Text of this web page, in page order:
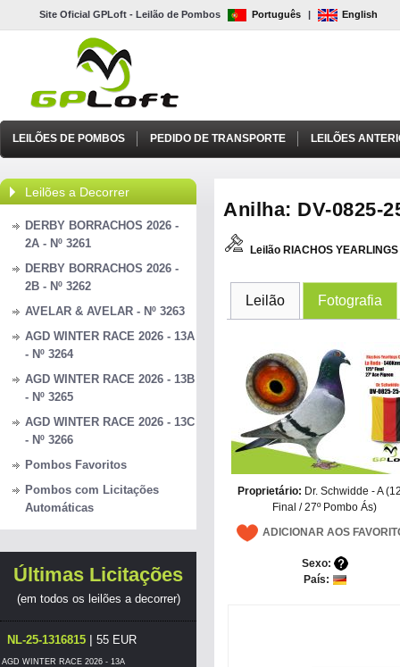
Site Oficial GPLoft - Leilão de Pombos Português | English
LEILÕES DE POMBOS PEDIDO DE TRANSPORTE LEILÕES
Leilões a Decorrer
DERBY BORRACHOS 2026 -
2A - Nº 3261
DERBY BORRACHOS 2026 -
2B - Nº 3262
AVELAR & AVELAR - Nº 3263
AGD WINTER RACE 2026 - 13A
- Nº 3264
AGD WINTER RACE 2026 - 13B
- Nº 3265
AGD WINTER RACE 2026 - 13C
- Nº 3266
Pombos Favoritos
Pombos com Licitações
Automáticas
Últimas Licitações
(em todos os leilões a decorrer)
NL-25-1316815 | 55 EUR
AGD WINTER RACE 2026 - 13A
Anilha: DV-0825-
Leilão RIACHOS
Leilão Fotografia
Proprietário: Dr. Schwidde - A
Final / 27º Pombo Ás)
ADICIONAR AOS
Sexo:
País: